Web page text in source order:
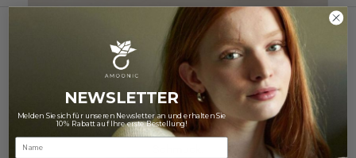
NUR DAS BESTE FÜR IHREN SCHMUCK
Pflegetipps
Schöne Dinge benötigen Pflege - so auch unser geliebter
NEWSLETTER
Melden Sie sich für unseren Newsletter an und erhalten Sie
10% Rabatt auf Ihre erste Bestellung!